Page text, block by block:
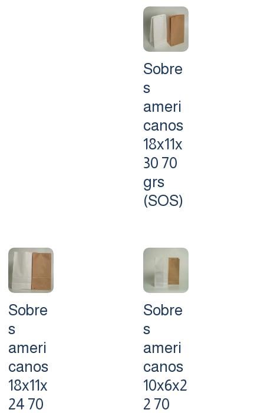
Sobre
s
ameri
canos
18x11x
30 70
grs
(SOS)
Sobre
s
ameri
canos
18x11x
24 70
Sobre
s
ameri
canos
10x6x2
2 70